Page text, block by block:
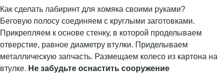
Как сделать лабиринт для хомяка своими руками?
Беговую полосу соединяем с круглыми заготовками.
Прикрепляем к основе стенку, в которой проделываем
отверстие, равное диаметру втулки. Приделываем
металлическую запчасть. Размещаем колесо из картона на
втулке. Не забудьте оснастить сооружение